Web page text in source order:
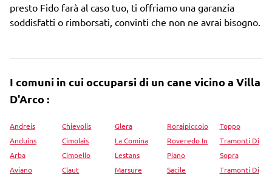
presto Fido farà al caso tuo, ti offriamo una garanzia
soddisfatti o rimborsati, convinti che non ne avrai bisogno.
I comuni in cui occuparsi di un cane vicino a Villa
D'Arco :
Andreis
Anduins
Arba
Aviano
Chievolis
Cimolais
Cimpello
Claut
Glera
La Comina
Lestans
Marsure
Roraipiccolo
Roveredo In
Piano
Sacile
Toppo
Tramonti Di
Sopra
Tramonti Di